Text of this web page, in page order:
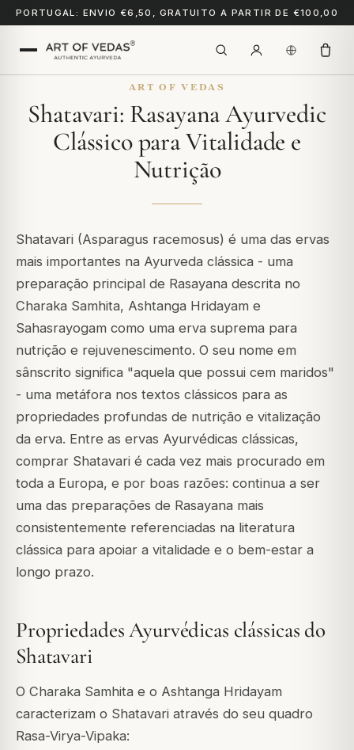
PORTUGAL: ENVIO €6,50, GRATUITO A PARTIR DE €100,00
ART OF VEDAS
Shatavari: Rasayana Ayurvedic
Clássico para Vitalidade e
Nutrição
Shatavari (Asparagus racemosus) é uma das ervas
mais importantes na Ayurveda clássica - uma
preparação principal de Rasayana descrita no
Charaka Samhita, Ashtanga Hridayam e
Sahasrayogam como uma erva suprema para
nutrição e rejuvenescimento. O seu nome em
sânscrito significa "aquela que possui cem maridos"
- uma metáfora nos textos clássicos para as
propriedades profundas de nutrição e vitalização
da erva. Entre as ervas Ayurvédicas clássicas,
comprar Shatavari é cada vez mais procurado em
toda a Europa, e por boas razões: continua a ser
uma das preparações de Rasayana mais
consistentemente referenciadas na literatura
clássica para apoiar a vitalidade e o bem-estar a
longo prazo.
Propriedades Ayurvédicas clássicas do
Shatavari
O Charaka Samhita e o Ashtanga Hridayam
caracterizam o Shatavari através do seu quadro
Rasa-Virya-Vipaka: